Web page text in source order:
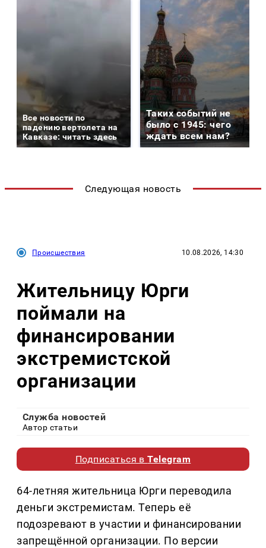
Все новости по
падению вертолета на
Кавказе: читать здесь
Таких событий не
было с 1945: чего
ждать всем нам?
Следующая новость
Происшествия 10.08.2026, 14:30
Жительницу Юрги
поймали на
финансировании
экстремистской
организации
Служба новостей
Автор статьи
Подписаться вTelegram
64-летняя жительница Юрги переводила
деньги экстремистам. Теперь её
подозревают в участии и финансировании
запрещённой организации. По версии